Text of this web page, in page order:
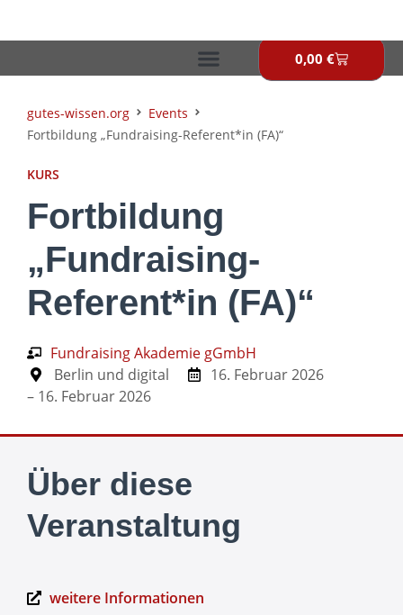
0,00 €
gutes-wissen.org
Events
Fortbildung „Fundraising-Referent*in (FA)“
KURS
Fortbildung
„Fundraising-
Referent*in (FA)“
Fundraising Akademie gGmbH
Berlin und digital
16. Februar 2026
– 16. Februar 2026
Über diese
Veranstaltung
weitere Informationen